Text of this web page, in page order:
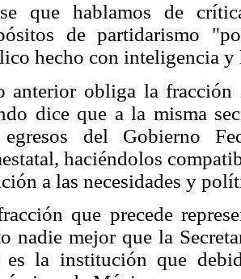
que hablamos de
de partidarismo
hecho con inteligencia y
anterior obliga la fracción
dice que a la misma
del Gobierno
haciéndolos
a las necesidades y
que precede
nadie mejor que la
es la institución que